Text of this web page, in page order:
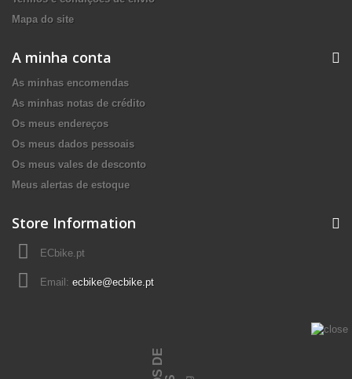
Mapa do site
A minha conta
As minhas encomendas
As minhas notas de crédito
Os meus endereços
Os meus dados pessoais
Os meus vales de desconto
Meus alertas de estoque
Store Information
ECbike.pt
Email: ecbike@ecbike.pt